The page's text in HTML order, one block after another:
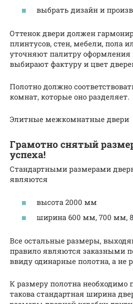
выбрать дизайн и
Оттенок двери должен
плинтусов, стен, мебели, пола
уточняют палитру оформления
выбирают фактуру и цвет
Полотно должно
комнат, которые оно разделяет.
Элитные межкомнатные двери
Грамотно снятый
успеха!
Стандартными размерами
являются
высота 2000 мм
ширина 600 мм, 700 мм,
Все остальные размеры,
правило являются заказными
ввиду одинарные полотна, а не
К размеру полотна
такова стандартная ширина